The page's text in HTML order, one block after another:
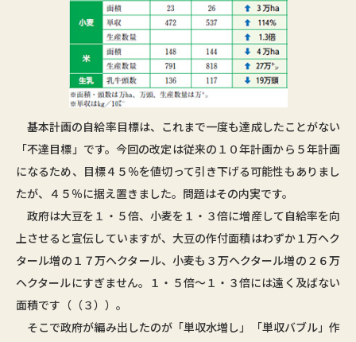
基本計画の自給率目標は、これまで一度も達成したことがない
「不達目標」です。今回の改定は従来の１０年計画から５年計画
になるため、目標４５％を値切って引き下げる可能性もありまし
たが、４５％に据え置きました。問題はその内実です。
政府は大豆を１・５倍、小麦を１・３倍に増産して自給率を向
上させると宣伝していますが、大豆の作付面積はわずか１万ヘク
タール増の１７万ヘクタール、小麦も３万ヘクタール増の２６万
ヘクタールにすぎません。１・５倍～１・３倍には遠く及ばない
面積です（（３））。
そこで政府が編み出したのが「単収水増し」「単収バブル」作